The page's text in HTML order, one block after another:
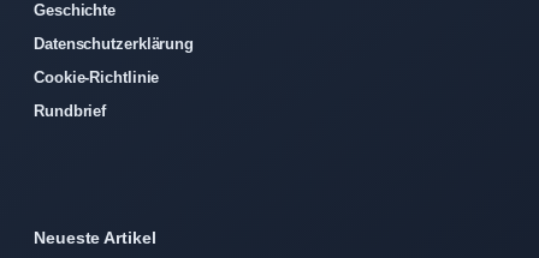
Geschichte
Datenschutzerklärung
Cookie-Richtlinie
Rundbrief
Neueste Artikel